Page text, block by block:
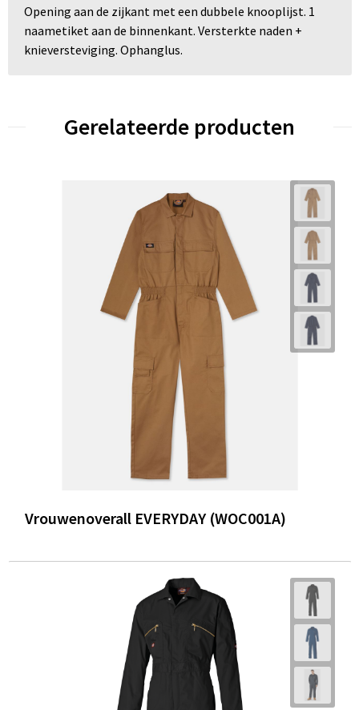
Opening aan de zijkant met een dubbele knooplijst. 1
naametiket aan de binnenkant. Versterkte naden +
knieversteviging. Ophanglus.
Gerelateerde producten
Vrouwenoverall EVERYDAY (WOC001A)